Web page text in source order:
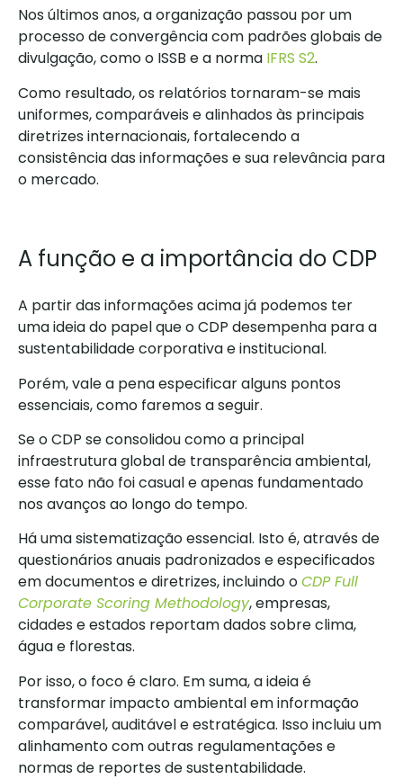
Nos últimos anos, a organização passou por um
processo de convergência com padrões globais de
divulgação, como o ISSB e a norma IFRS S2.
Como resultado, os relatórios tornaram-se mais
uniformes, comparáveis e alinhados às principais
diretrizes internacionais, fortalecendo a
consistência das informações e sua relevância para
o mercado.
A função e a importância do CDP
A partir das informações acima já podemos ter
uma ideia do papel que o CDP desempenha para a
sustentabilidade corporativa e institucional.
Porém, vale a pena especificar alguns pontos
essenciais, como faremos a seguir.
Se o CDP se consolidou como a principal
infraestrutura global de transparência ambiental,
esse fato não foi casual e apenas fundamentado
nos avanços ao longo do tempo.
Há uma sistematização essencial. Isto é, através de
questionários anuais padronizados e especificados
em documentos e diretrizes, incluindo oCDP Full
Corporate Scoring Methodology, empresas,
cidades e estados reportam dados sobre clima,
água e florestas.
Por isso, o foco é claro. Em suma, a ideia é
transformar impacto ambiental em informação
comparável, auditável e estratégica. Isso incluiu um
alinhamento com outras regulamentações e
normas de reportes de sustentabilidade.